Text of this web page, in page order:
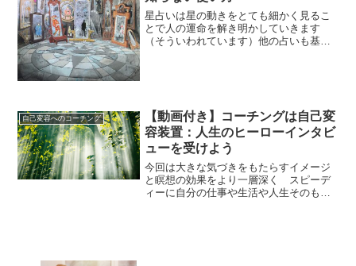
星占いは星の動きをとても細かく見るこ
とで人の運命を解き明かしていきます
（そういわれています）他の占いも基本
自己変容へのコーチング
【動画付き】コーチングは自己変
容装置：人生のヒーローインタビ
ューを受けよう
今回は大きな気づきをもたらすイメージ
と瞑想の効果をより一層深く スピーデ
ィーに自分の仕事や生活や人生そのもの